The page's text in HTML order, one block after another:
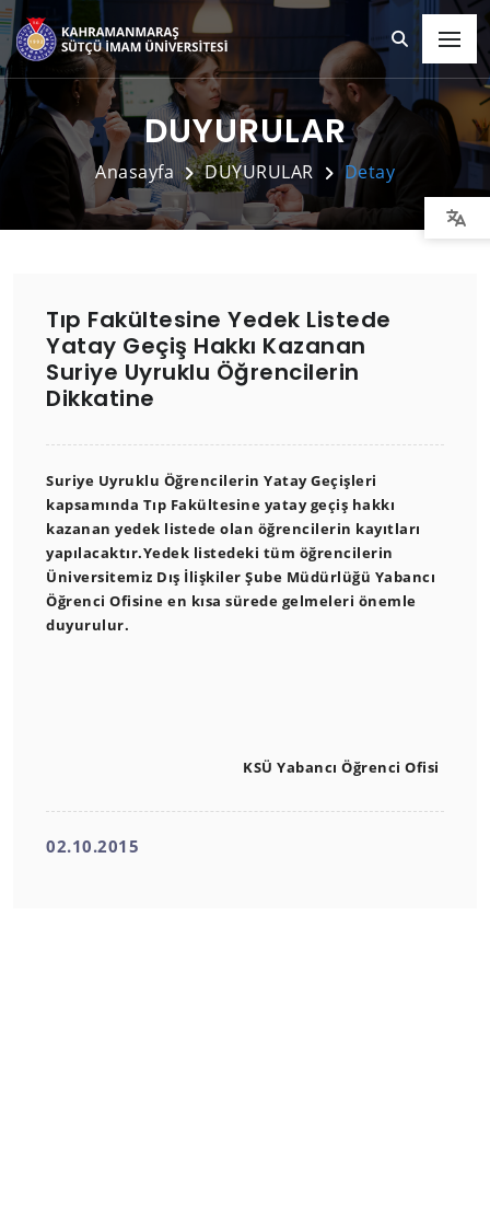
DUYURULAR
Anasayfa DUYURULAR Detay
Tıp Fakültesine Yedek Listede
Yatay Geçiş Hakkı Kazanan
Suriye Uyruklu Öğrencilerin
Dikkatine
Suriye Uyruklu Öğrencilerin Yatay Geçişleri
kapsamında Tıp Fakültesine yatay geçiş hakkı
kazanan yedek listede olan öğrencilerin kayıtları
yapılacaktır.Yedek listedeki tüm öğrencilerin
Üniversitemiz Dış İlişkiler Şube Müdürlüğü Yabancı
Öğrenci Ofisine en kısa sürede gelmeleri önemle
duyurulur.
KSÜ Yabancı Öğrenci Ofisi
02.10.2015